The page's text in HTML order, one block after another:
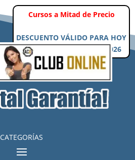
CATEGORÍAS
Cursos a Mitad de Precio
DESCUENTO VÁLIDO PARA HOY
Viernes, 7 de Agosto de 2026